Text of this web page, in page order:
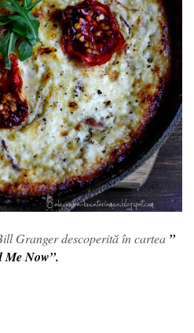
Granger descoperită în cartea ”
Me Now”.